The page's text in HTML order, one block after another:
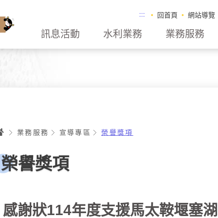
::: 回首頁 網站導覽
訊息活動 水利業務 業務服務
首頁業務服務 宣導專區 榮譽獎項
榮譽獎項
感謝狀114年度支援馬太鞍堰塞